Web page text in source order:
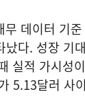
데이터 기
다. 성장 기
실적 가시성
5.13달러 사